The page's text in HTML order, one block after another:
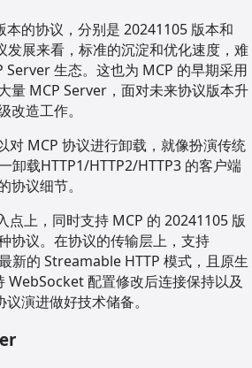
本的协议，分别是 20241105 版本和
发展来看，标准的沉淀和优化速度，难
Server 生态。这也为 MCP 的早期采用
量 MCP Server，面对未来协议版本升
改造工作。
对 MCP 协议进行卸载，就像扮演传统
卸载HTTP1/HTTP2/HTTP3 的客户端
协议细节。
点上，同时支持 MCP 的 20241105 版
协议。在协议的传输层上，支持
新的 Streamable HTTP 模式，且原生
WebSocket 配置修改后连接保持以及
演进做好技术储备。